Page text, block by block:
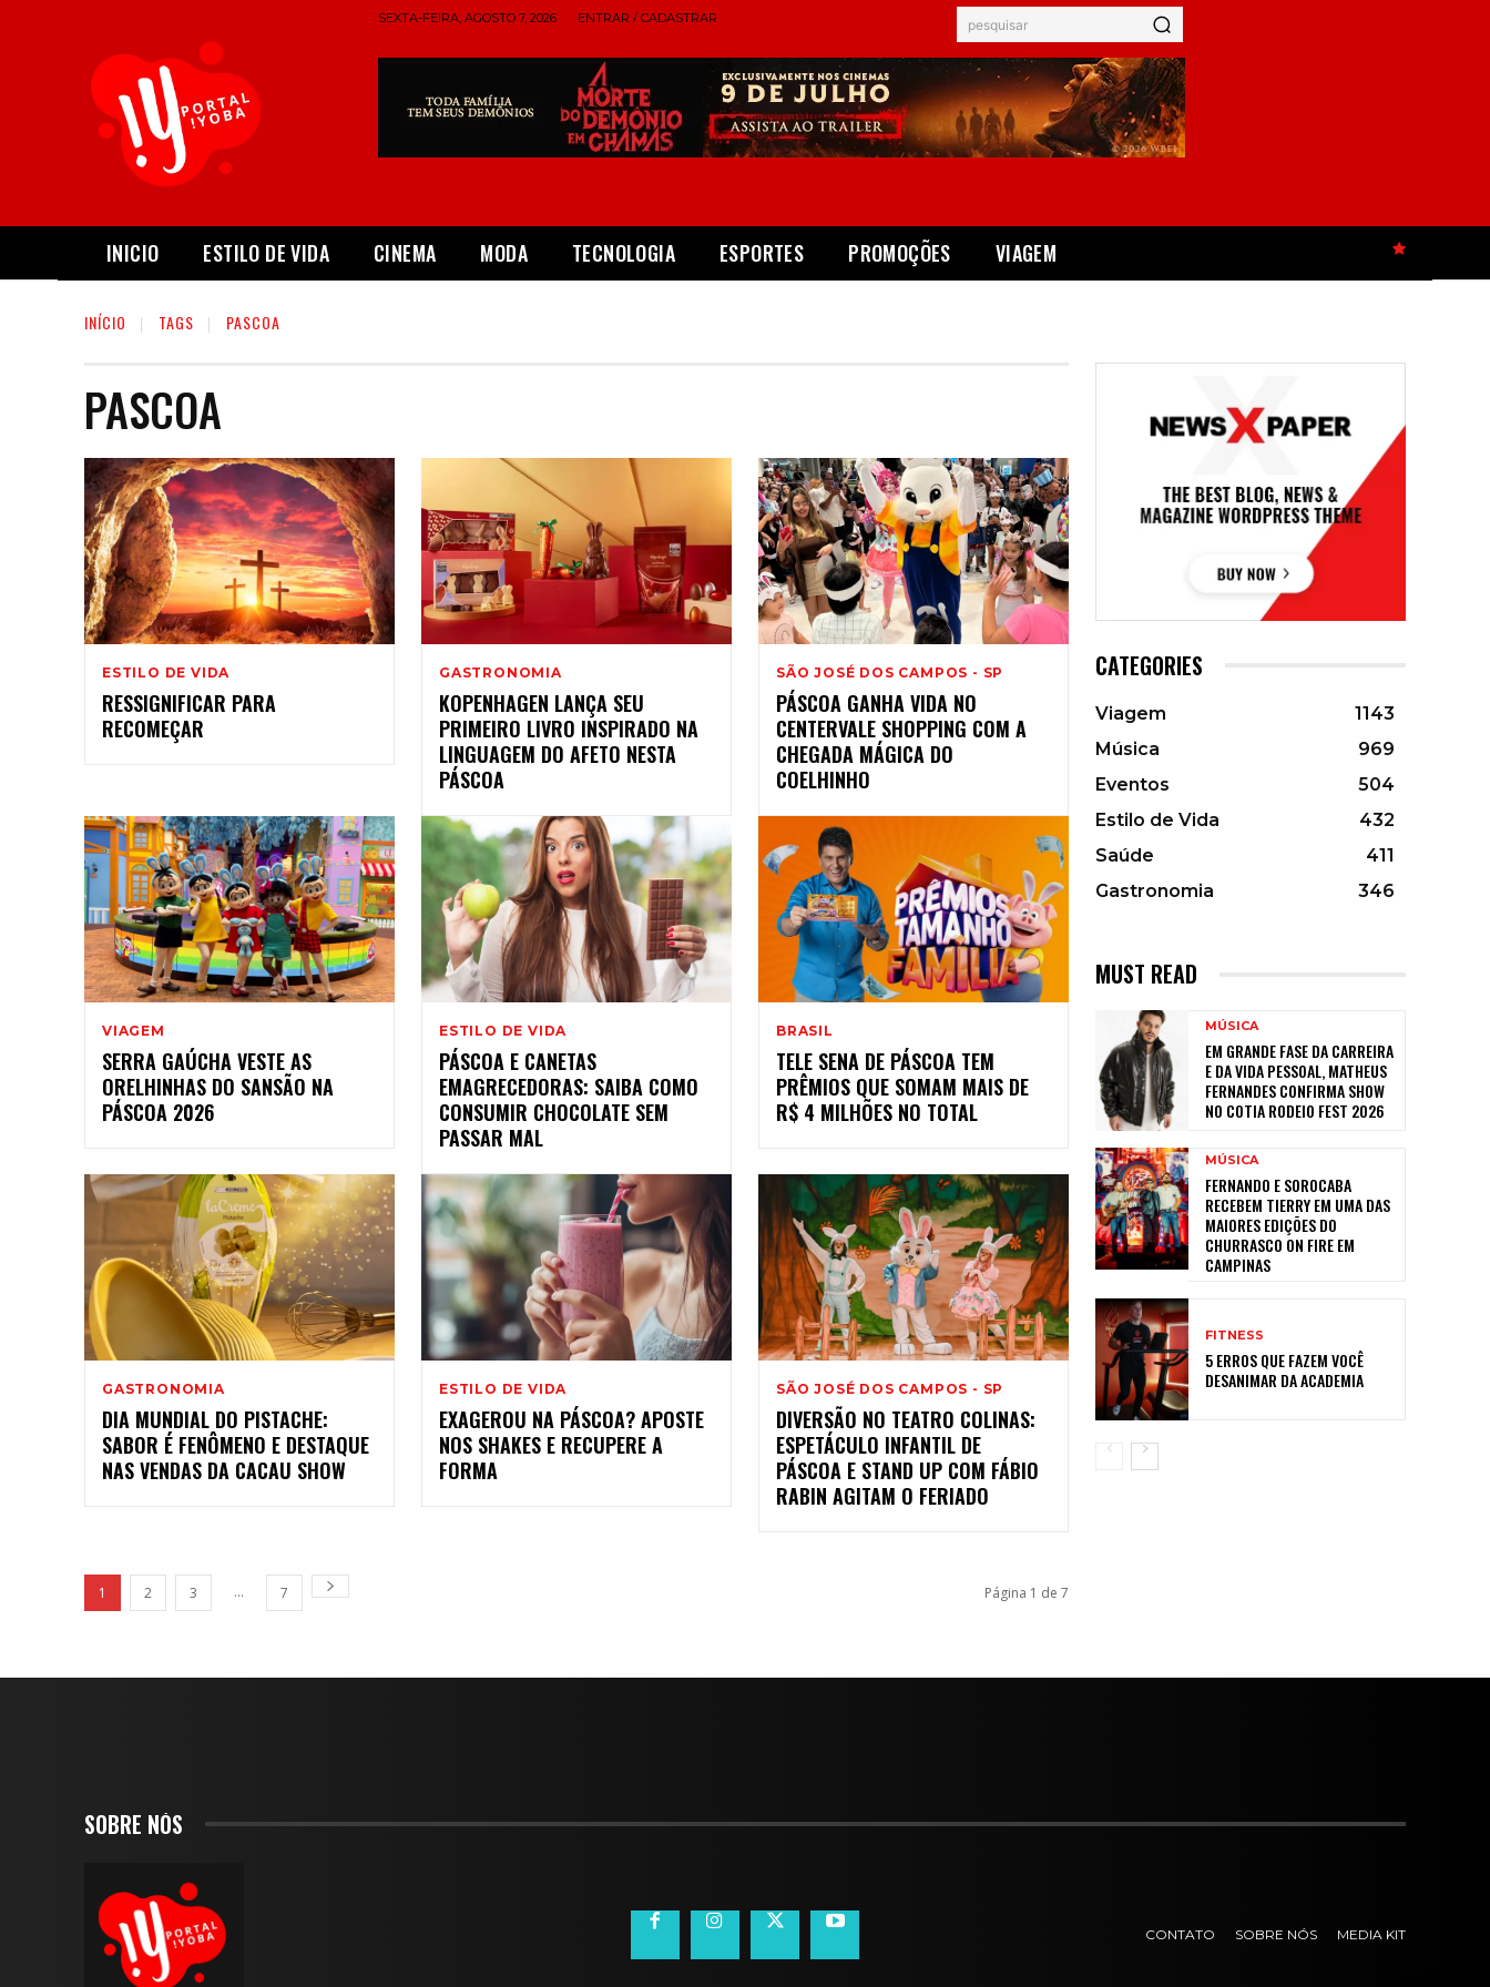
SEXTA-FEIRA, AGOSTO 7, 2026 ENTRAR / CADASTRAR pesquisar
INICIO ESTILO DE VIDA CINEMA MODA TECNOLOGIA ESPORTES PROMOÇÕES VIAGEM
INÍCIO TAGS PASCOA
PASCOA
ESTILO DE VIDA
RESSIGNIFICAR PARA
RECOMEÇAR
GASTRONOMIA
KOPENHAGEN LANÇA SEU
PRIMEIRO LIVRO INSPIRADO NA
LINGUAGEM DO AFETO NESTA
PÁSCOA
SÃO JOSÉ DOS CAMPOS - SP
PÁSCOA GANHA VIDA NO
CENTERVALE SHOPPING COM A
CHEGADA MÁGICA DO
COELHINHO
VIAGEM
SERRA GAÚCHA VESTE AS
ORELHINHAS DO SANSÃO NA
PÁSCOA 2026
ESTILO DE VIDA
PÁSCOA E CANETAS
EMAGRECEDORAS: SAIBA COMO
CONSUMIR CHOCOLATE SEM
PASSAR MAL
BRASIL
TELE SENA DE PÁSCOA TEM
PRÊMIOS QUE SOMAM MAIS DE
R$ 4 MILHÕES NO TOTAL
GASTRONOMIA
DIA MUNDIAL DO PISTACHE:
SABOR É FENÔMENO E DESTAQUE
NAS VENDAS DA CACAU SHOW
ESTILO DE VIDA
EXAGEROU NA PÁSCOA? APOSTE
NOS SHAKES E RECUPERE A
FORMA
SÃO JOSÉ DOS CAMPOS - SP
DIVERSÃO NO TEATRO COLINAS:
ESPETÁCULO INFANTIL DE
PÁSCOA E STAND UP COM FÁBIO
RABIN AGITAM O FERIADO
1 2 3 ... 7 Página 1 de 7
CATEGORIES
Viagem
1143
Música
969
Eventos
504
Estilo de Vida
432
Saúde
411
Gastronomia
346
MUST READ
MÚSICA
EM GRANDE FASE DA CARREIRA
E DA VIDA PESSOAL, MATHEUS
FERNANDES CONFIRMA SHOW
NO COTIA RODEIO FEST 2026
MÚSICA
FERNANDO E SOROCABA
RECEBEM TIERRY EM UMA DAS
MAIORES EDIÇÕES DO
CHURRASCO ON FIRE EM
CAMPINAS
FITNESS
5 ERROS QUE FAZEM VOCÊ
DESANIMAR DA ACADEMIA
SOBRE NÓS
CONTATO SOBRE NÓS MEDIA KIT